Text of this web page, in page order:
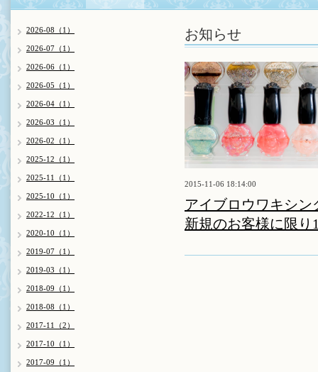
お知らせ
2015-11-06 18:14:00
アイブロウワキシ
新規のお客様に限り
2026-08（1）
2026-07（1）
2026-06（1）
2026-05（1）
2026-04（1）
2026-03（1）
2026-02（1）
2025-12（1）
2025-11（1）
2025-10（1）
2022-12（1）
2020-10（1）
2019-07（1）
2019-03（1）
2018-09（1）
2018-08（1）
2017-11（2）
2017-10（1）
2017-09（1）